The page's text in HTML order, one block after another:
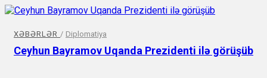
XƏBƏRLƏR / Diplomatiya
Ceyhun Bayramov Uqanda Prezidenti ilə görüşüb